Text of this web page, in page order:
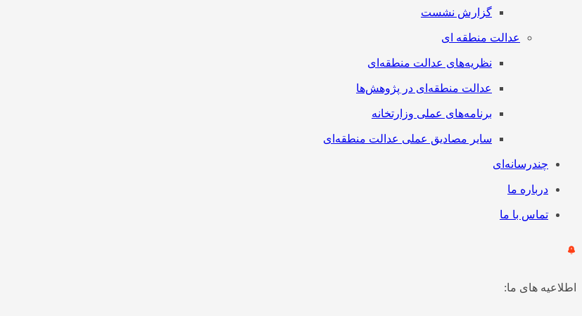
گزارش نشست
عدالت منطقه ای
نظریه‌های عدالت منطقه‌ای
عدالت منطقه‌ای در پژوهش‌ها
برنامه‌های عملی وزارتخانه
سایر مصادیق عملی عدالت منطقه‌ای
چندرسانه‌ای
درباره ما
تماس با ما
اطلاعیه های ما: